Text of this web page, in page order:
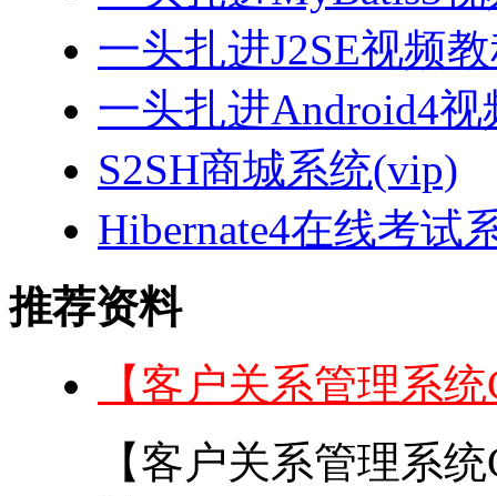
一头扎进J2SE视频
一头扎进Android4视
S2SH商城系统(vip)
Hibernate4在线考试
推荐资料
【客户关系管理系
【客户关系管理系